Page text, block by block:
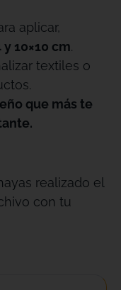
aplicar,
y 10×10 cm.
textiles o
que más te
realizado el
con tu